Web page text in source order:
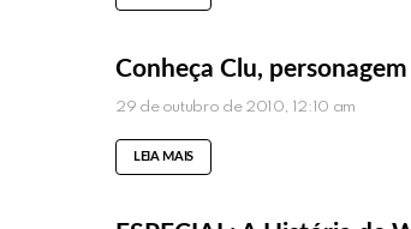
Conheça Clu,
29 de outubro de 2010, 12:10 am
LEIA MAIS